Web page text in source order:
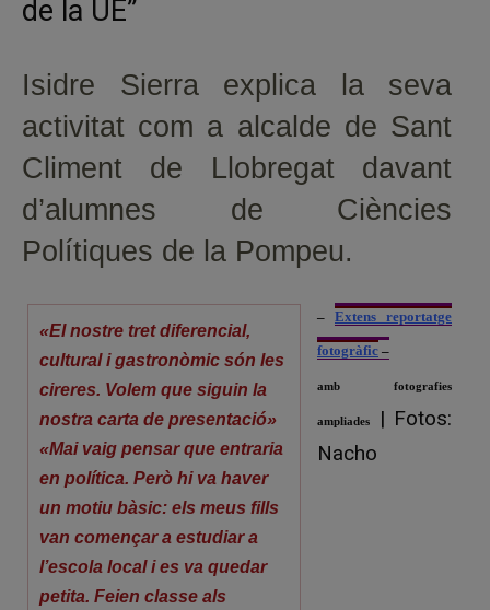
de la UE”
Isidre Sierra explica la seva
activitat com a alcalde de Sant
Climent de Llobregat davant
d’alumnes de Ciències
Polítiques de la Pompeu.
«El nostre tret diferencial,
cultural i gastronòmic són les
cireres. Volem que siguin la
nostra carta de presentació»
«Mai vaig pensar que entraria
en política. Però hi va haver
un motiu bàsic: els meus fills
van començar a estudiar a
l’escola local i es va quedar
petita. Feien classe als
– Extens reportatge
fotogràfic –
amb fotografies
ampliades
| Fotos:
Nacho